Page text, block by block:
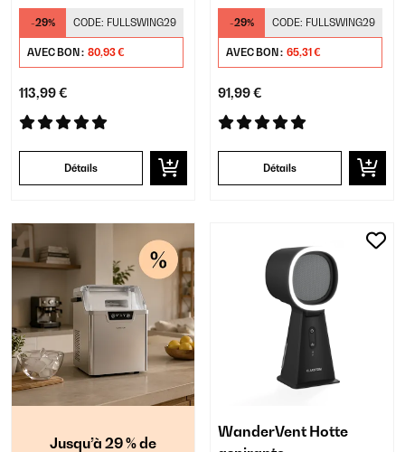
-29% CODE: FULLSWING29
AVEC BON : 80,93 €
113,99 €
Détails
-29% CODE: FULLSWING29
AVEC BON : 65,31 €
91,99 €
Détails
Jusqu’à 29 % de
WanderVent Hotte